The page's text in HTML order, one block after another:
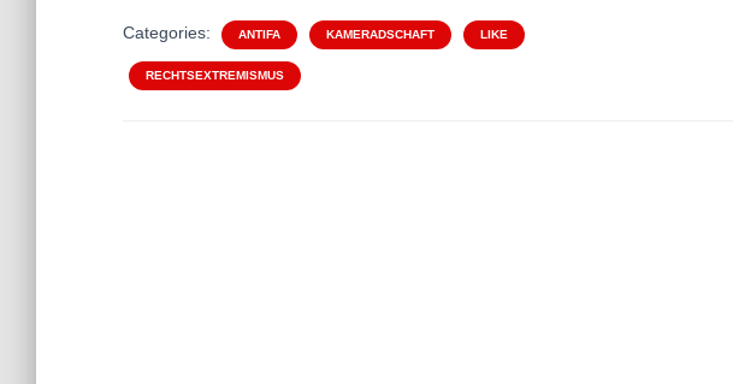
Categories: ANTIFA KAMERADSCHAFT LIKE
RECHTSEXTREMISMUS